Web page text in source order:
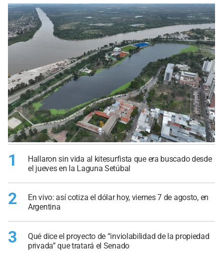
1
Hallaron sin vida al kitesurfista que era buscado desde
el jueves en la Laguna Setúbal
2
En vivo: así cotiza el dólar hoy, viernes 7 de agosto, en
Argentina
3
Qué dice el proyecto de “inviolabilidad de la propiedad
privada” que tratará el Senado